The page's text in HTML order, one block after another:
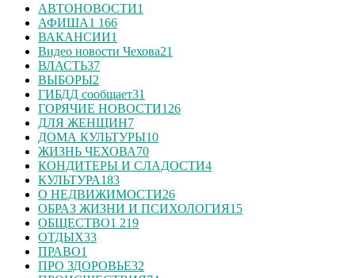
АВТОНОВОСТИ1
АФИША1 166
ВАКАНСИИ1
Видео новости Чехова21
ВЛАСТЬ37
ВЫБОРЫ2
ГИБДД сообщает31
ГОРЯЧИЕ НОВОСТИ126
ДЛЯ ЖЕНЩИН7
ДОМА КУЛЬТУРЫ10
ЖИЗНЬ ЧЕХОВА70
КОНДИТЕРЫ И СЛАДОСТИ4
КУЛЬТУРА183
О НЕДВИЖИМОСТИ26
ОБРАЗ ЖИЗНИ И ПСИХОЛОГИЯ15
ОБЩЕСТВО1 219
ОТДЫХ33
ПРАВО1
ПРО ЗДОРОВЬЕ32